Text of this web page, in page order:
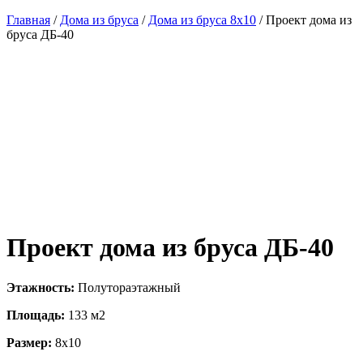
Главная / Дома из бруса / Дома из бруса 8x10 / Проект дома из
бруса ДБ-40
Проект дома из бруса ДБ-40
Этажность: Полутораэтажный
Площадь: 133 м2
Размер: 8х10